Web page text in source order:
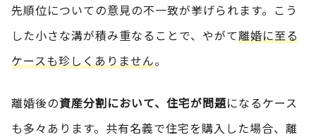
先順位についての意見の不一致が挙げられます。こう
した小さな溝が積み重なることで、やがて離婚に至る
ケースも珍しくありません。
離婚後の資産分割において、住宅が問題になるケース
も多々あります。共有名義で住宅を購入した場合、離